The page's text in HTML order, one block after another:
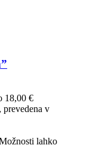
18,00 €
prevedena v
lahko